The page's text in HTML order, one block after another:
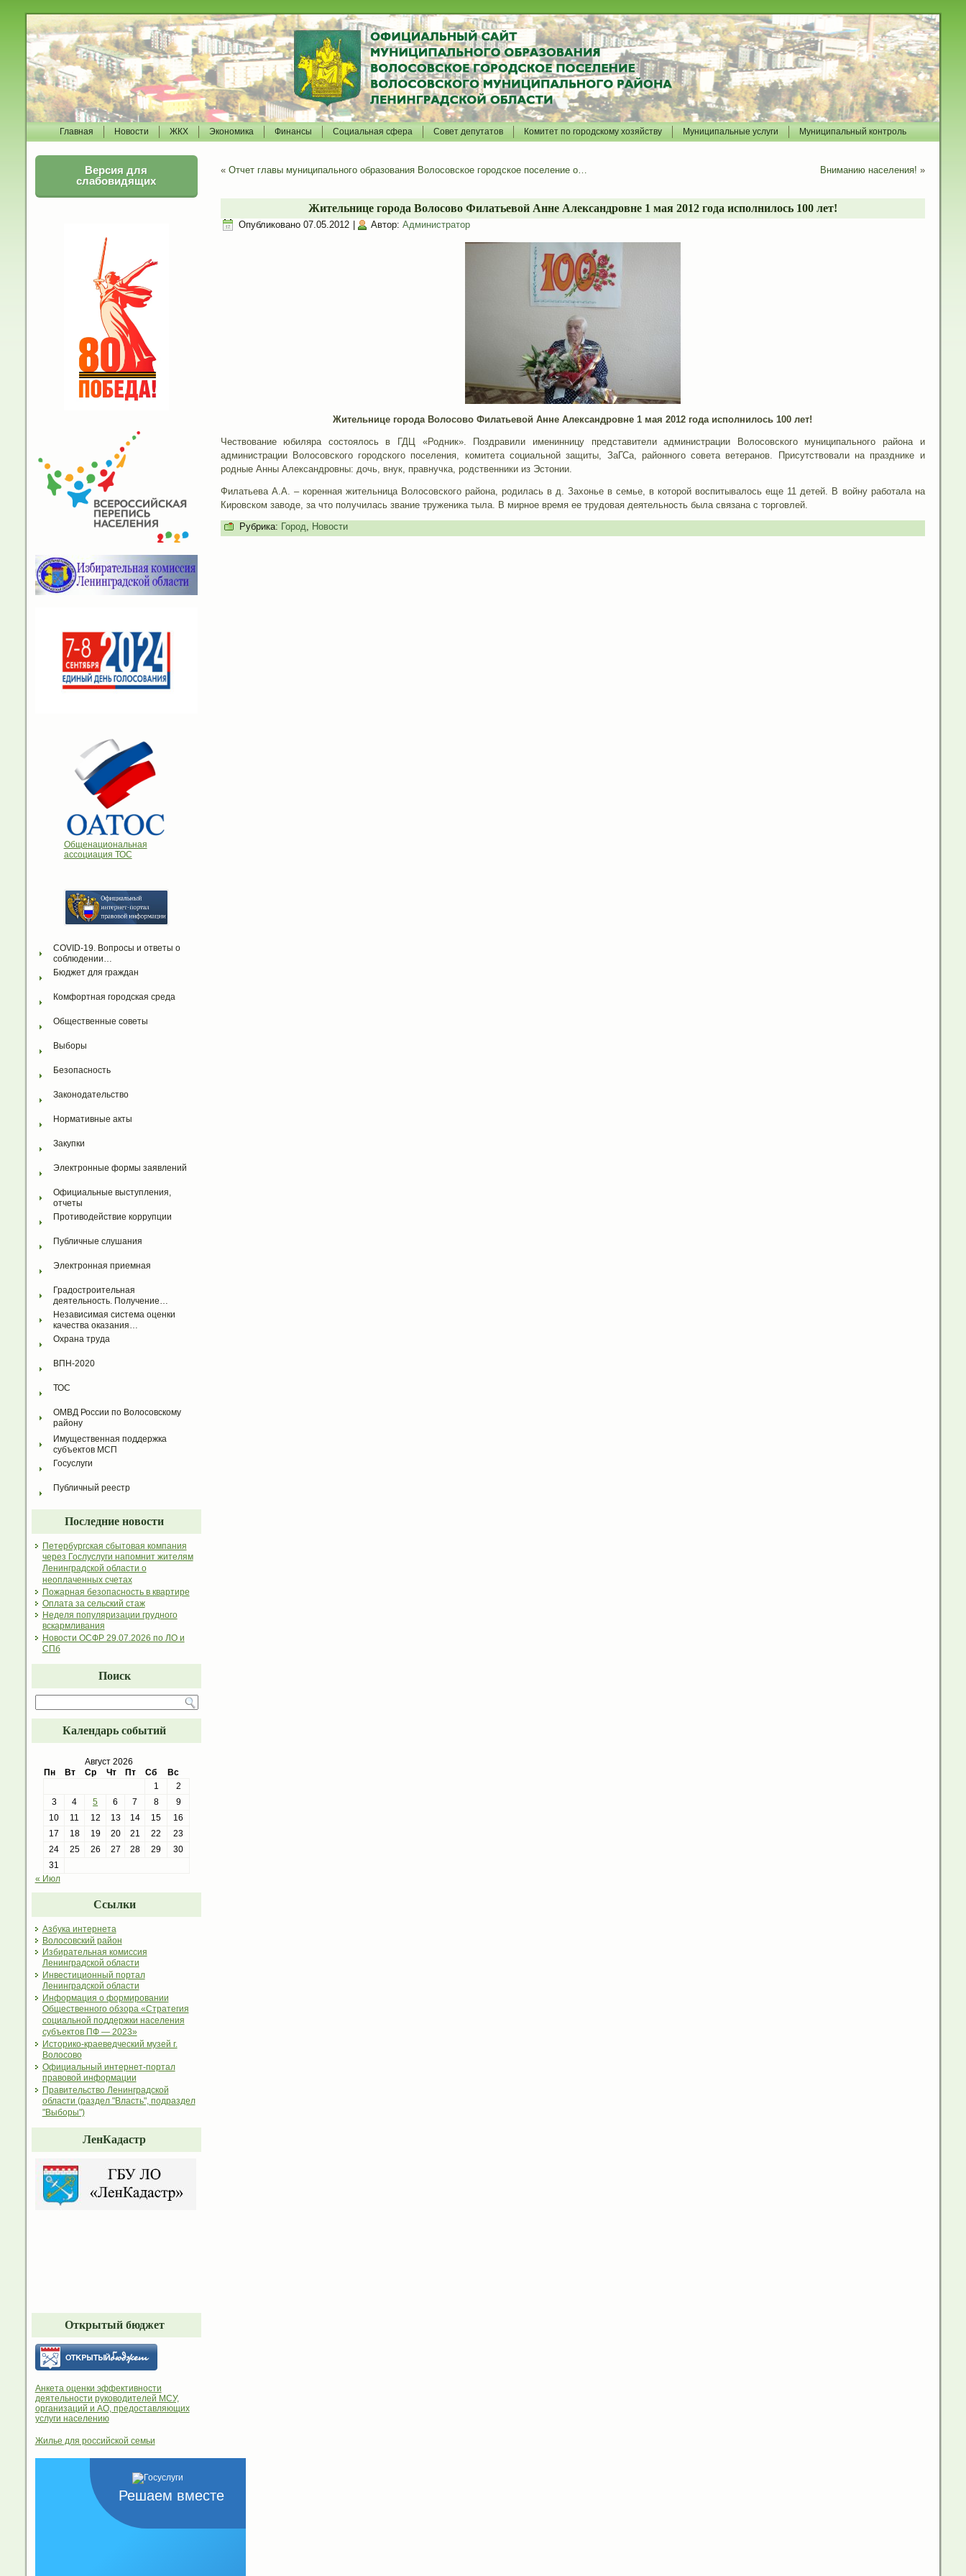
Главная Новости ЖКХ Экономика Финансы Социальная сфера Совет депутатов Комитет по городскому хозяйству Муниципальные услуги Муниципальный контроль
Версия для
слабовидящих
Общенациональная
ассоциация ТОС
COVID-19. Вопросы и ответы о
соблюдении…
Бюджет для граждан
Комфортная городская среда
Общественные советы
Выборы
Безопасность
Законодательство
Нормативные акты
Закупки
Электронные формы заявлений
Официальные выступления,
отчеты
Противодействие коррупции
Публичные слушания
Электронная приемная
Градостроительная
деятельность. Получение…
Независимая система оценки
качества оказания…
Охрана труда
ВПН-2020
ТОС
ОМВД России по Волосовскому
району
Имущественная поддержка
субъектов МСП
Госуслуги
Публичный реестр
Последние новости
Петербургская сбытовая компания
через Гослуслуги напомнит жителям
Ленинградской области о
неоплаченных счетах
Пожарная безопасность в квартире
Оплата за сельский стаж
Неделя популяризации грудного
вскармливания
Новости ОСФР 29.07.2026 по ЛО и
СПб
Поиск
Календарь событий
Август 2026
Пн
Вт Ср Чт Пт Сб
Вс
1
2
3
4 5 6 7 8
9
10
11 12 13 14 15
16
17
18 19 20 21 22
23
24
25 26 27 28 29
30
31
« Июл
Ссылки
Азбука интернета
Волосовский район
Избирательная комиссия
Ленинградской области
Инвестиционный портал
Ленинградской области
Информация о формировании
Общественного обзора «Стратегия
социальной поддержки населения
субъектов ПФ — 2023»
Историко-краеведческий музей г.
Волосово
Официальный интернет-портал
правовой информации
Правительство Ленинградской
области (раздел "Власть", подраздел
"Выборы")
ЛенКадастр
Открытый бюджет
Анкета оценки эффективности
деятельности руководителей МСУ,
организаций и АО, предоставляющих
услуги населению
Жилье для российской семьи
Решаем вместе
« Отчет главы муниципального образования Волосовское городское поселение о… Вниманию населения! »
Жительнице города Волосово Филатьевой Анне Александровне 1 мая 2012 года исполнилось 100 лет!
Опубликовано 07.05.2012 Автор: Администратор
Жительнице города Волосово Филатьевой Анне Александровне 1 мая 2012 года исполнилось 100 лет!
Чествование юбиляра состоялось в ГДЦ «Родник». Поздравили именинницу представители администрации Волосовского муниципального района и
администрации Волосовского городского поселения, комитета социальной защиты, ЗаГСа, районного совета ветеранов. Присутствовали на празднике и
родные Анны Александровны: дочь, внук, правнучка, родственники из Эстонии.
Филатьева А.А. – коренная жительница Волосовского района, родилась в д. Захонье в семье, в которой воспитывалось еще 11 детей. В войну работала на
Кировском заводе, за что получилась звание труженика тыла. В мирное время ее трудовая деятельность была связана с торговлей.
Рубрика: Город, Новости